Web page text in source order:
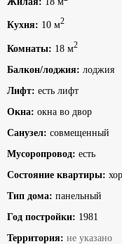
Кухня: 10 м2
Комнаты: 18 м2
Балкон/лоджия: лоджия
Лифт: есть лифт
Окна: окна во двор
Санузел: совмещенный
Мусоропровод: есть
Состояние квартиры:
Тип дома: панельный
Год постройки: 1981
Территория: не указано